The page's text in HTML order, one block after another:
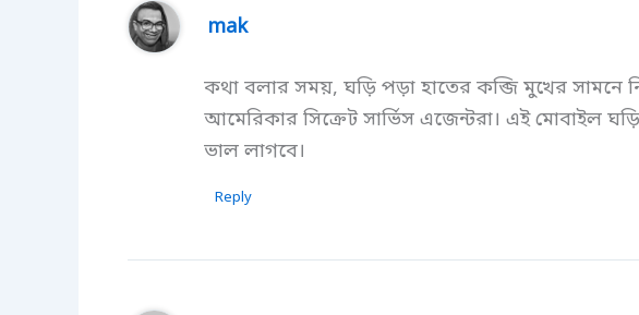
mak
কথা বলার সময়, ঘড়ি পড়া হাতের কব্জি মুখের সামনে
আমেরিকার সিক্রেট সার্ভিস এজেন্টরা। এই মোবাইল
ভাল লাগবে।
Reply